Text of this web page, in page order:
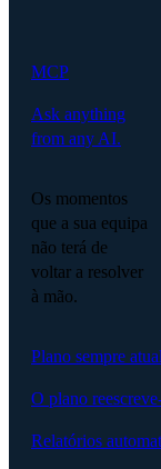
MCP
Ask anything
from any AI.
Os momentos
que a sua equipa
não terá de
voltar a resolver
à mão.
Plano sempre
O plano
Relatórios